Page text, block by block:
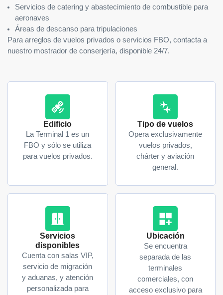
Servicios de catering y abastecimiento de combustible para
aeronaves
Áreas de descanso para tripulaciones
Para arreglos de vuelos privados o servicios FBO, contacta a
nuestro mostrador de conserjería, disponible 24/7.
Edificio
La Terminal 1 es un
FBO y sólo se utiliza
para vuelos privados.
Tipo de vuelos
Opera exclusivamente
vuelos privados,
chárter y aviación
general.
Servicios
disponibles
Cuenta con salas VIP,
servicio de migración
y aduanas, y atención
personalizada para
Ubicación
Se encuentra
separada de las
terminales
comerciales, con
acceso exclusivo para